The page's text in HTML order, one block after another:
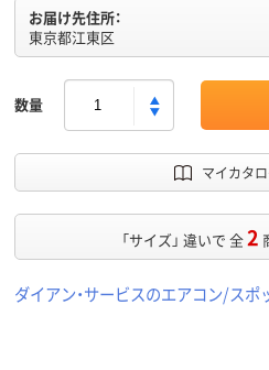
お届け先住所：
東京都江東区
数量
マイカタ
「サイズ」 違いで 全2
ダイアン・サービスのエアコン/ス